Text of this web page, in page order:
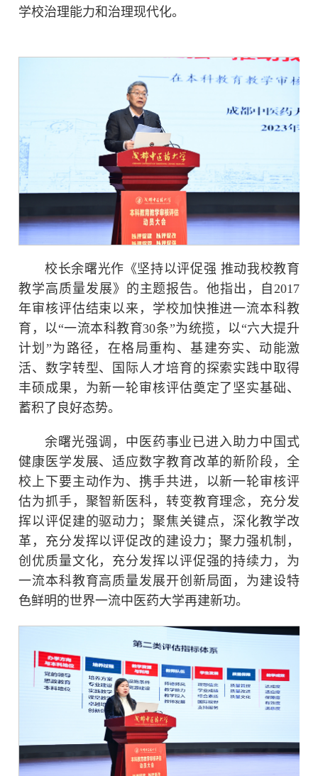
学校治理能力和治理现代化。
校长余曙光作《坚持以评促强 推动我校教育
教学高质量发展》的主题报告。他指出，自2017
年审核评估结束以来，学校加快推进一流本科教
育，以“一流本科教育30条”为统揽，以“六大提升
计划”为路径，在格局重构、基建夯实、动能激
活、数字转型、国际人才培育的探索实践中取得
丰硕成果，为新一轮审核评估奠定了坚实基础、
蓄积了良好态势。
余曙光强调，中医药事业已进入助力中国式
健康医学发展、适应数字教育改革的新阶段，全
校上下要主动作为、携手共进，以新一轮审核评
估为抓手，聚智新医科，转变教育理念，充分发
挥以评促建的驱动力；聚焦关键点，深化教学改
革，充分发挥以评促改的建设力；聚力强机制，
创优质量文化，充分发挥以评促强的持续力，为
一流本科教育高质量发展开创新局面，为建设特
色鲜明的世界一流中医药大学再建新功。